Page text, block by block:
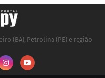
(BA), Petrolina (PE) e região